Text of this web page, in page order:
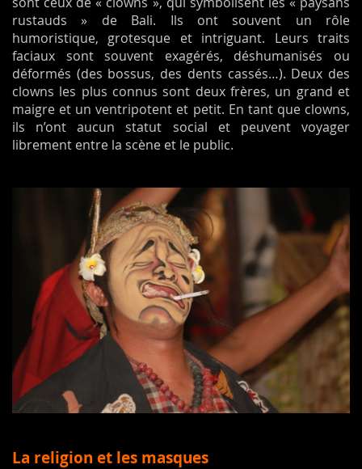
rustauds » de Bali. Ils ont souvent un rôle
humoristique, grotesque et intriguant. Leurs traits
faciaux sont souvent exagérés, déshumanisés ou
déformés (des bossus, des dents cassés…). Deux des
clowns les plus connus sont deux frères, un grand et
maigre et un ventripotent et petit. En tant que clowns,
ils n’ont aucun statut social et peuvent voyager
librement entre la scène et le public.
La religion et les masques